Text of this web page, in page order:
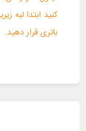
کنید ابتدا لبه
باتری قرار دهید.